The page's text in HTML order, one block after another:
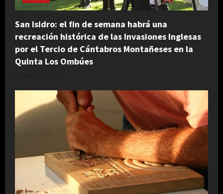
San Isidro: el fin de semana habrá una
recreación histórica de las Invasiones Inglesas
por el Tercio de Cántabros Montañeses en la
Quinta Los Ombúes